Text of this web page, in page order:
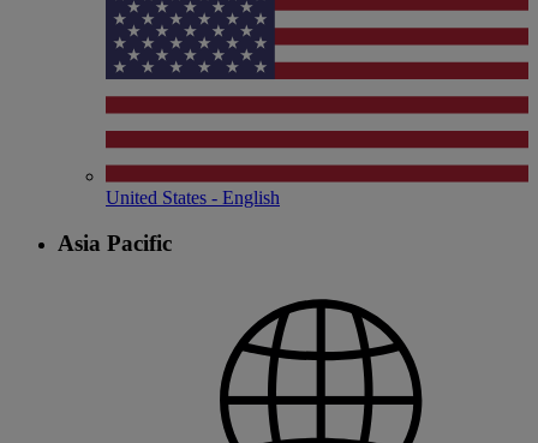
United States - English
Asia Pacific